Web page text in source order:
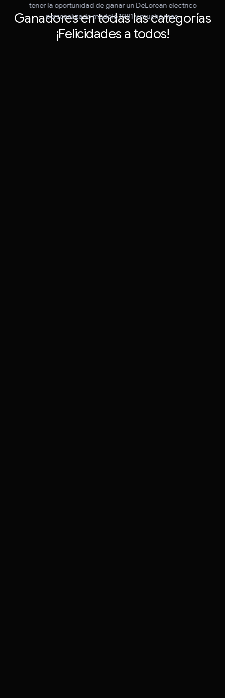
Ganadores en todas las categorías
¡Felicidades a todos!
tener la oportunidad de ganar un DeLorean eléctrico
personalizado modelo 1981 y mucho más.